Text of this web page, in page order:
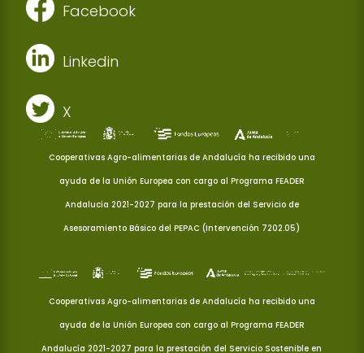
Facebook
Linkedin
X
Cooperativas Agro-alimentarias de Andalucía ha recibido una
ayuda de la Unión Europea con cargo al Programa FEADER
Andalucía 2021-2027 para la prestación del Servicio de
Asesoramiento Básico del PEPAC (Intervención 7202.05)
Cooperativas Agro-alimentarias de Andalucía ha recibido una
ayuda de la Unión Europea con cargo al Programa FEADER
Andalucía 2021-2027 para la prestación del Servicio Sostenible en